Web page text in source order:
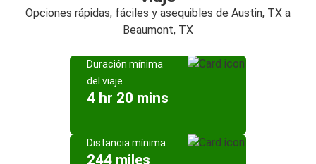
Opciones rápidas, fáciles y asequibles de Austin, TX a
Beaumont, TX
Duración mínima
del viaje
4 hr 20 mins
Distancia mínima
244 miles